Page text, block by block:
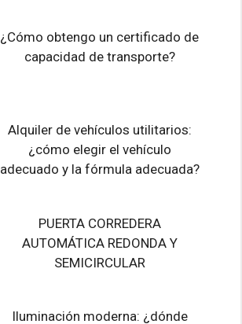
¿Cómo obtengo un certificado de
capacidad de transporte?
Alquiler de vehículos utilitarios:
¿cómo elegir el vehículo
adecuado y la fórmula adecuada?
PUERTA CORREDERA
AUTOMÁTICA REDONDA Y
SEMICIRCULAR
Iluminación moderna: ¿dónde